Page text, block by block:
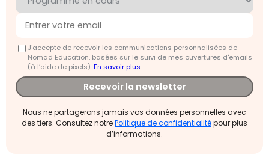
J'accepte de recevoir les communications personnalisées de
Nomad Education, basées sur le suivi de mes ouvertures d'emails
(à l’aide de pixels).En savoir plus
Recevoir la newsletter
Nous ne partagerons jamais vos données personnelles avec
des tiers. Consultez notrePolitique de confidentialitépour plus
d’informations.